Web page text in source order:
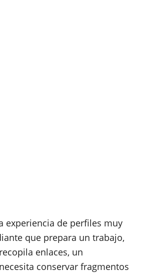
experiencia de perfiles muy
que prepara un trabajo,
enlaces, un
conservar fragmentos